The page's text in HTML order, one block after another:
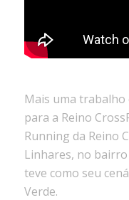
Mais uma trabalho
para a Reino
Running da Reino
Linhares, no
teve como seu
Verde.